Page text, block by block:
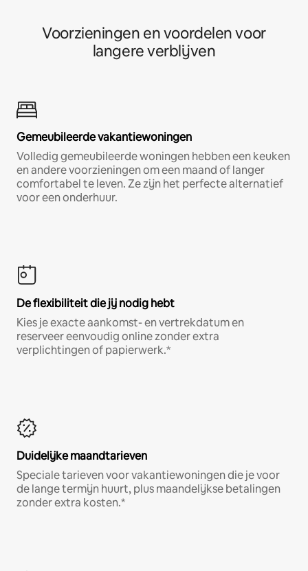
Voorzieningen en voordelen voor
langere verblijven
Gemeubileerde vakantiewoningen
Volledig gemeubileerde woningen hebben een keuken
en andere voorzieningen om een maand of langer
comfortabel te leven. Ze zijn het perfecte alternatief
voor een onderhuur.
De flexibiliteit die jij nodig hebt
Kies je exacte aankomst- en vertrekdatum en
reserveer eenvoudig online zonder extra
verplichtingen of papierwerk.*
Duidelijke maandtarieven
Speciale tarieven voor vakantiewoningen die je voor
de lange termijn huurt, plus maandelijkse betalingen
zonder extra kosten.*